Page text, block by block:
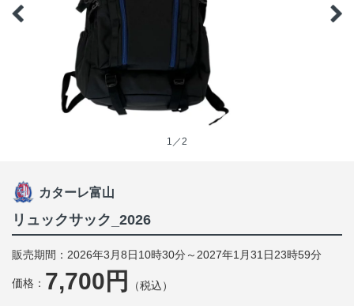
1／2
カターレ富山
リュックサック_2026
販売期間：2026年3月8日10時30分～2027年1月31日23時59分
価格： 7,700円 （税込）